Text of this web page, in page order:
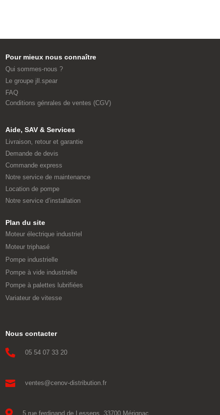
Pour mieux nous connaître
Qui sommes-nous ?
Le groupe jll.spear
FAQ
Conditions génrales de ventes (CGV)
Aide, SAV & Services
Livraison, retour et garantie
Demande de devis
Commande express
Notre service de maintenance
Location de pompe
Notre service d’installation
Plan du site
Moteur électrique industriel
Moteur triphasé
Pompe industrielle
Pompe à vide industrielle
Pompe à palettes lubrifiées
Variateur de vitesse
Nous contacter
 05 54 07 33 20
 ventes@cenov-distribution.fr
5 rue ferdinand de Lesseps, 33700 Mérignac